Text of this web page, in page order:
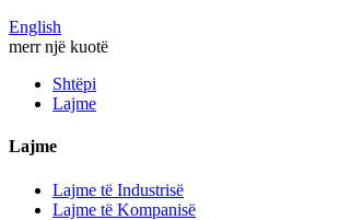
English
merr një kuotë
Shtëpi
Lajme
Lajme
Lajme të Industrisë
Lajme të Kompanisë